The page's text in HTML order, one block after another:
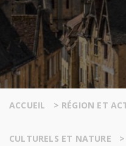
ACCUEIL > RÉGION ET
CULTURELS ET NATURE >